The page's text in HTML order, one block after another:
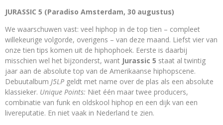
JURASSIC 5 (Paradiso Amsterdam, 30 augustus)
We waarschuwen vast: veel hiphop in de top tien – compleet
willekeurige volgorde, overigens – van deze maand. Liefst vier van
onze tien tips komen uit de hiphophoek. Eerste is daarbij
misschien wel het bijzonderst, want Jurassic 5 staat al twintig
jaar aan de absolute top van de Amerikaanse hiphopscene.
Debuutalbum J5LP geldt met name over de plas als een absolute
klassieker. Unique Points: Niet één maar twee producers,
combinatie van funk en oldskool hiphop en een dijk van een
livereputatie. En niet vaak in Nederland te zien.